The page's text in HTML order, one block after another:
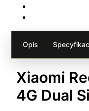
Opis
Xiaomi
4G Dual